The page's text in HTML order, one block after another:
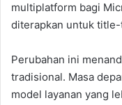
multiplatform bagi
diterapkan untuk
Perubahan ini
tradisional. Masa
model layanan yang